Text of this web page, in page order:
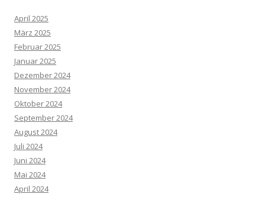
April 2025
März 2025
Februar 2025
Januar 2025
Dezember 2024
November 2024
Oktober 2024
September 2024
August 2024
Juli 2024
Juni 2024
Mai 2024
April 2024